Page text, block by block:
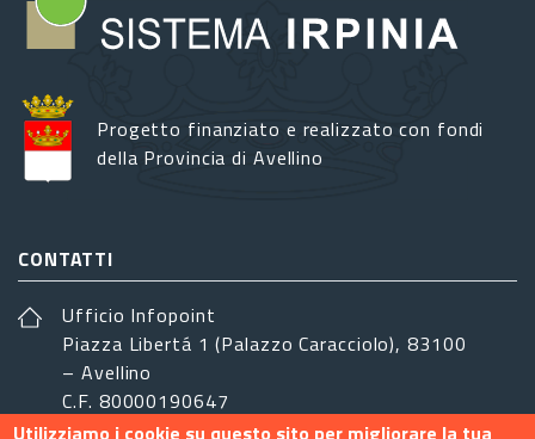
Progetto finanziato e realizzato con fondi
della Provincia di Avellino
CONTATTI
Ufficio Infopoint
Piazza Libertá 1 (Palazzo Caracciolo), 83100
– Avellino
C.F. 80000190647
Utilizziamo i cookie su questo sito per migliorare la tua